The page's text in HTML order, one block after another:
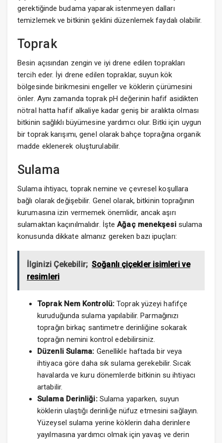
gerektiğinde budama yaparak istenmeyen dalları
temizlemek ve bitkinin şeklini düzenlemek faydalı olabilir.
Toprak
Besin açısından zengin ve iyi drene edilen toprakları
tercih eder. İyi drene edilen topraklar, suyun kök
bölgesinde birikmesini engeller ve köklerin çürümesini
önler. Aynı zamanda toprak pH değerinin hafif asidikten
nötral hatta hafif alkaliye kadar geniş bir aralıkta olması
bitkinin sağlıklı büyümesine yardımcı olur. Bitki için uygun
bir toprak karışımı, genel olarak bahçe toprağına organik
madde eklenerek oluşturulabilir.
Sulama
Sulama ihtiyacı, toprak nemine ve çevresel koşullara
bağlı olarak değişebilir. Genel olarak, bitkinin toprağının
kurumasına izin vermemek önemlidir, ancak aşırı
sulamaktan kaçınılmalıdır. İşteAğaç menekşesisulama
konusunda dikkate almanız gereken bazı ipuçları:
İlginizi Çekebilir; Soğanlı çiçekler isimleri ve
resimleri
Toprak Nem Kontrolü: Toprak yüzeyi hafifçe
kuruduğunda sulama yapılabilir. Parmağınızı
toprağın birkaç santimetre derinliğine sokarak
toprağın nemini kontrol edebilirsiniz.
Düzenli Sulama: Genellikle haftada bir veya
ihtiyaca göre daha sık sulama gerekebilir. Sıcak
havalarda ve kuru dönemlerde bitkinin su ihtiyacı
artabilir.
Sulama Derinliği:Sulama yaparken, suyun
köklerin ulaştığı derinliğe nüfuz etmesini sağlayın.
Yüzeysel sulama yerine köklerin daha derinlere
yayılmasına yardımcı olmak için yavaş ve derin